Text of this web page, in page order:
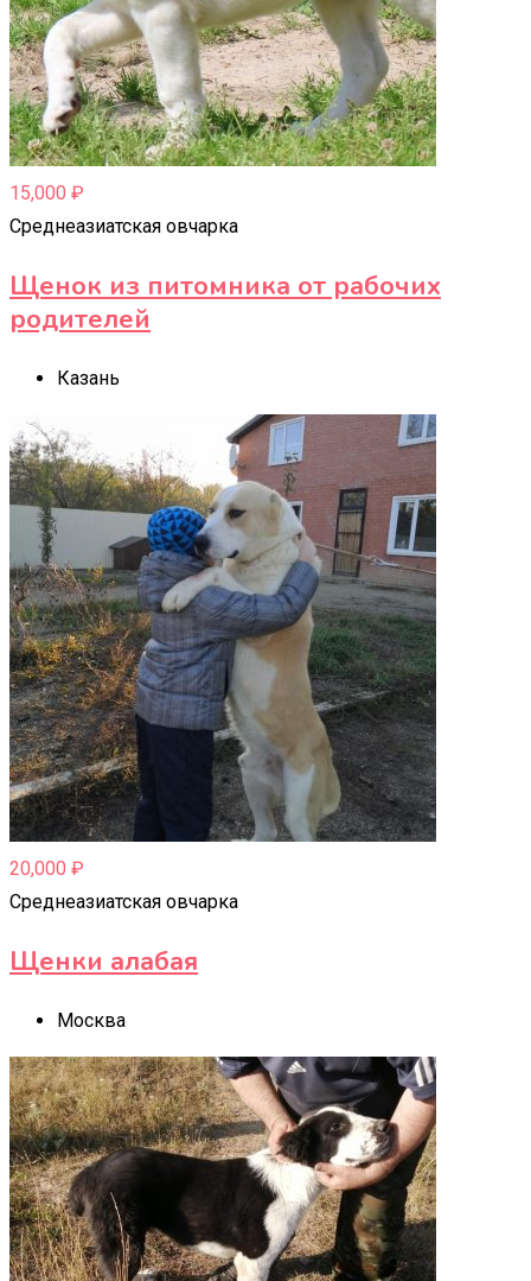
15,000 ₽
Среднеазиатская овчарка
Щенок из питомника от рабочих
родителей
Казань
20,000 ₽
Среднеазиатская овчарка
Щенки алабая
Москва